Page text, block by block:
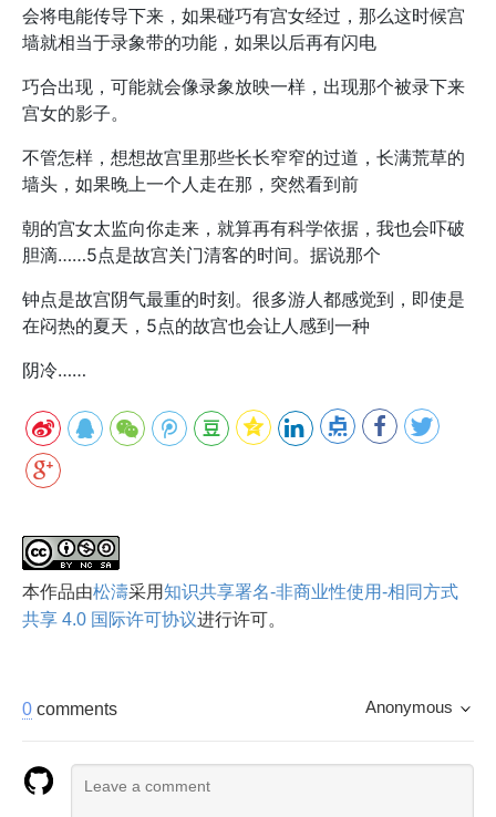
会将电能传导下来，如果碰巧有宫女经过，那么这时候宫
墙就相当于录象带的功能，如果以后再有闪电
巧合出现，可能就会像录象放映一样，出现那个被录下来
宫女的影子。
不管怎样，想想故宫里那些长长窄窄的过道，长满荒草的
墙头，如果晚上一个人走在那，突然看到前
朝的宫女太监向你走来，就算再有科学依据，我也会吓破
胆滴……5点是故宫关门清客的时间。据说那个
钟点是故宫阴气最重的时刻。很多游人都感觉到，即使是
在闷热的夏天，5点的故宫也会让人感到一种
阴冷……
本作品由松濤采用知识共享署名-非商业性使用-相同方式
共享 4.0 国际许可协议进行许可。
0 comments Anonymous